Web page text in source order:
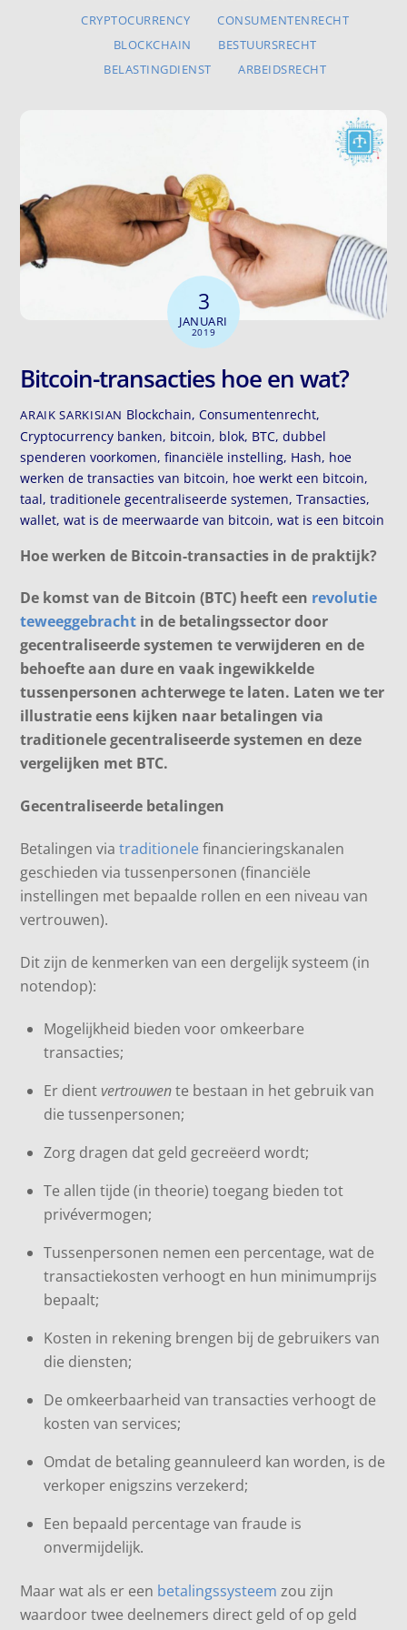
CRYPTOCURRENCY
CONSUMENTENRECHT
BLOCKCHAIN
BESTUURSRECHT
BELASTINGDIENST
ARBEIDSRECHT
3
JANUARI
2019
Bitcoin-transacties hoe en wat?
ARAIK SARKISIAN Blockchain,Consumentenrecht,
Cryptocurrency banken, bitcoin, blok, BTC,dubbel
spenderen voorkomen,financiële instelling, Hash, hoe
werken de transacties van bitcoin, hoe werkt een bitcoin,
taal,traditionele gecentraliseerde systemen,Transacties,
wallet,wat is de meerwaarde van bitcoin,wat is een bitcoin
Hoe werken de Bitcoin-transacties in de praktijk?
De komst van de Bitcoin (BTC) heeft een revolutie
teweeggebracht in de betalingssector door
gecentraliseerde systemen te verwijderen en de
behoefte aan dure en vaak ingewikkelde
tussenpersonen achterwege te laten. Laten we ter
illustratie eens kijken naar betalingen via
traditionele gecentraliseerde systemen en deze
vergelijken met BTC.
Gecentraliseerde betalingen
Betalingen viatraditionelefinancieringskanalen
geschieden via tussenpersonen (financiële
instellingen met bepaalde rollen en een niveau van
vertrouwen).
Dit zijn de kenmerken van een dergelijk systeem (in
notendop):
Mogelijkheid bieden voor omkeerbare
transacties;
Er dientvertrouwente bestaan in het gebruik van
die tussenpersonen;
Zorg dragen dat geld gecreëerd wordt;
Te allen tijde (in theorie) toegang bieden tot
privévermogen;
Tussenpersonen nemen een percentage, wat de
transactiekosten verhoogt en hun minimumprijs
bepaalt;
Kosten in rekening brengen bij de gebruikers van
die diensten;
De omkeerbaarheid van transacties verhoogt de
kosten van services;
Omdat de betaling geannuleerd kan worden, is de
verkoper enigszins verzekerd;
Een bepaald percentage van fraude is
onvermijdelijk.
Maar wat als er een betalingssysteem zou zijn
waardoor twee deelnemers direct geld of op geld